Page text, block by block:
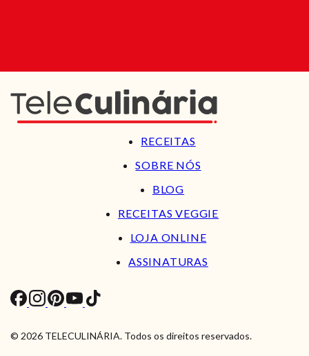
RECEITAS
SOBRE NÓS
BLOG
RECEITAS VEGGIE
LOJA ONLINE
ASSINATURAS
© 2026 TELECULINÁRIA. Todos os direitos reservados.